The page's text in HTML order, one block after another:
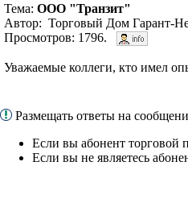
Тема: ООО "Транзит"
Автор: Торговый Дом Гарант-
Просмотров: 1796.
Уважаемые коллеги, кто имел
Размещать ответы на
Если вы абонент торговой
Если вы не являетесь